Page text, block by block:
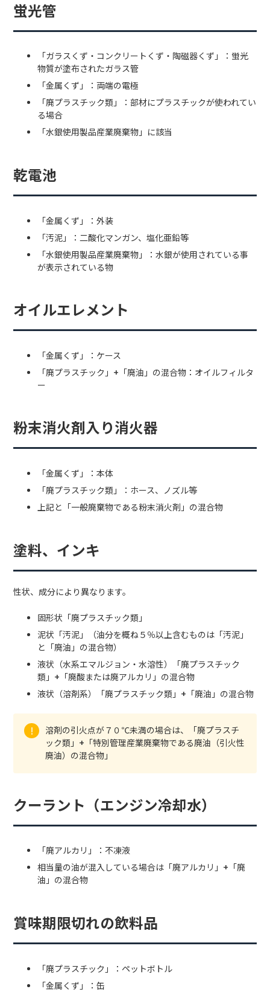
蛍光管
「ガラスくず・コンクリートくず・陶磁器くず」：蛍光
物質が塗布されたガラス管
「金属くず」：両端の電極
「廃プラスチック類」：部材にプラスチックが使われてい
る場合
「水銀使用製品産業廃棄物」に該当
乾電池
「金属くず」：外装
「汚泥」：二酸化マンガン、塩化亜鉛等
「水銀使用製品産業廃棄物」：水銀が使用されている事
が表示されている物
オイルエレメント
「金属くず」：ケース
「廃プラスチック」+「廃油」の混合物：オイルフィルタ
ー
粉末消火剤入り消火器
「金属くず」：本体
「廃プラスチック類」：ホース、ノズル等
上記と「一般廃棄物である粉末消火剤」の混合物
塗料、インキ
性状、成分により異なります。
固形状「廃プラスチック類」
泥状「汚泥」（油分を概ね５％以上含むものは「汚泥」
と「廃油」の混合物）
液状（水系エマルジョン・水溶性）「廃プラスチック
類」+「廃酸または廃アルカリ」の混合物
液状（溶剤系）「廃プラスチック類」+「廃油」の混合物
溶剤の引火点が７０℃未満の場合は、「廃プラスチ
ック類」+「特別管理産業廃棄物である廃油（引火性
廃油）の混合物」
クーラント（エンジン冷却水）
「廃アルカリ」：不凍液
相当量の油が混入している場合は「廃アルカリ」+「廃
油」の混合物
賞味期限切れの飲料品
「廃プラスチック」：ペットボトル
「金属くず」：缶